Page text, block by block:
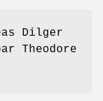
Dilger
Theodore